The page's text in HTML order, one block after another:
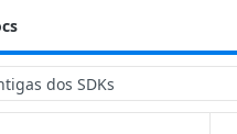
dos SDKs